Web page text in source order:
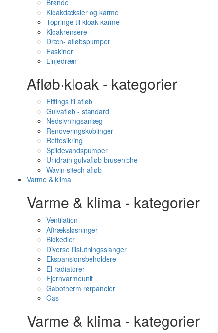
Brønde
Kloakdæksler og karme
Topringe til kloak karme
Kloakrensere
Dræn- afløbspumper
Faskiner
Linjedræn
Afløb·kloak - kategorier
Fittings til afløb
Gulvafløb - standard
Nedsivningsanlæg
Renoveringskoblinger
Rottesikring
Spildevandspumper
Unidrain gulvafløb bruseniche
Wavin sitech afløb
Varme & klima
Varme & klima - kategorier
Ventilation
Aftræksløsninger
Biokedler
Diverse tilslutningsslanger
Ekspansionsbeholdere
El-radiatorer
Fjernvarmeunit
Gabotherm rørpaneler
Gas
Varme & klima - kategorier